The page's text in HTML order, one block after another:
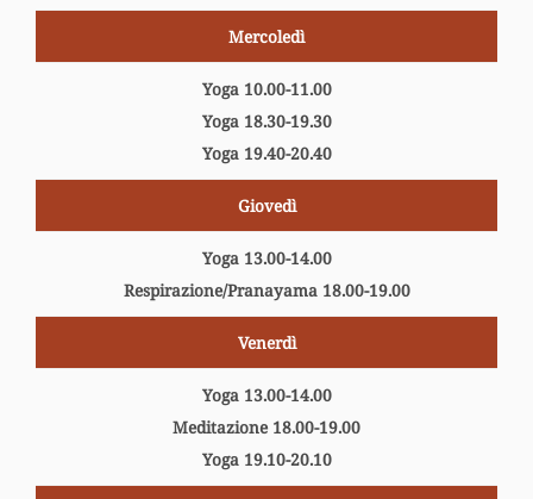
Mercoledì
Yoga 10.00-11.00
Yoga 18.30-19.30
Yoga 19.40-20.40
Giovedì
Yoga 13.00-14.00
Respirazione/Pranayama 18.00-19.00
Venerdì
Yoga 13.00-14.00
Meditazione 18.00-19.00
Yoga 19.10-20.10